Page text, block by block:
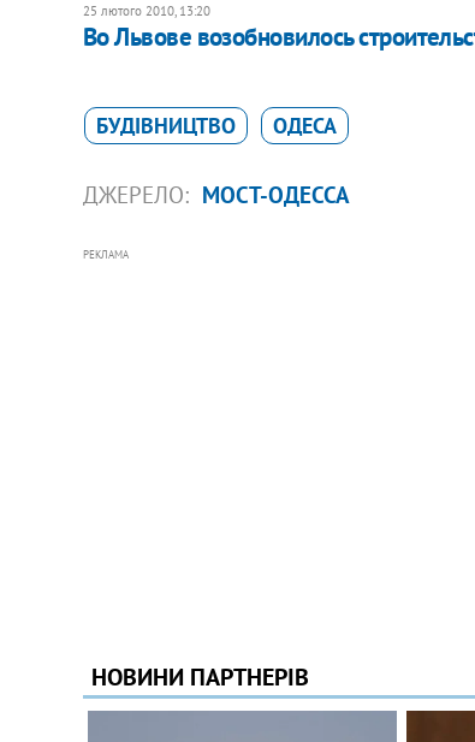
25 лютого 2010, 13:20
Во Львове возобновилось
БУДІВНИЦТВО ОДЕСА
ДЖЕРЕЛО: МОСТ-ОДЕССА
РЕКЛАМА